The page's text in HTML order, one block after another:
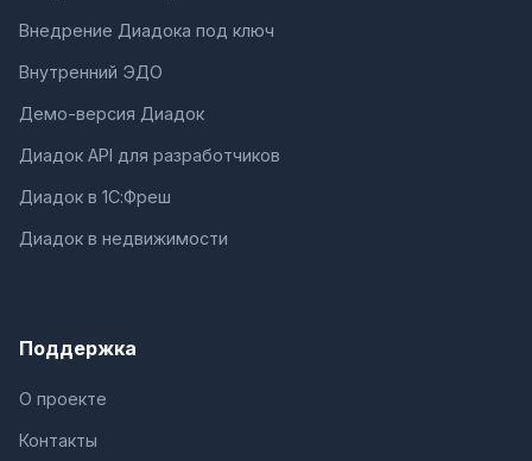
Внедрение Диадока под ключ
Внутренний ЭДО
Демо-версия Диадок
Диадок API для разработчиков
Диадок в 1С:Фреш
Диадок в недвижимости
Поддержка
О проекте
Контакты